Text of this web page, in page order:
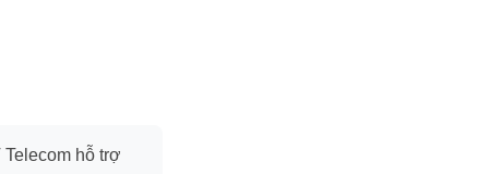
hỗ trợ